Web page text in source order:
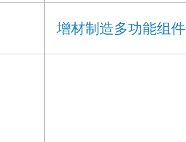
增材制造多功能组件